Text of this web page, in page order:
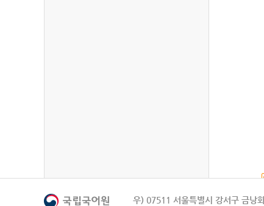
우) 07511 서울특별시 강서구 금낭